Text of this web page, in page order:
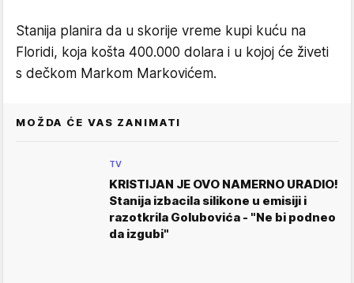
Stanija planira da u skorije vreme kupi kuću na
Floridi, koja košta 400.000 dolara i u kojoj će živeti
s dečkom Markom Markovićem.
MOŽDA ĆE VAS ZANIMATI
TV
KRISTIJAN JE OVO NAMERNO URADIO!
Stanija izbacila silikone u emisiji i
razotkrila Golubovića - "Ne bi podneo
da izgubi"